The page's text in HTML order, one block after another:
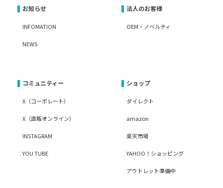
お知らせ
INFOMATION
NEWS
法人のお客様
OEM・ノベルティ
コミュニティー
X（コーポレート）
X（直販オンライン）
INSTAGRAM
YOU TUBE
ショップ
ダイレクト
amazon
楽天市場
YAHOO！ショッピング
アウトレット準備中